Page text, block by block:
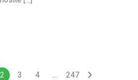
2 3 4 247